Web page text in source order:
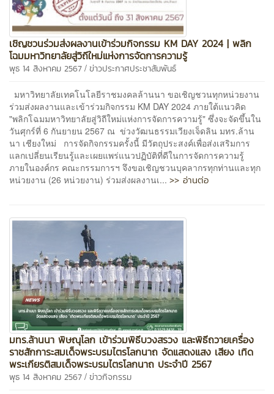
เชิญชวนร่วมส่งผลงานเข้าร่วมกิจกรรม KM DAY 2024 | พลิก
โฉมมหาวิทยาลัยสู่วิถีใหม่แห่งการจัดการความรู้
พุธ 14 สิงหาคม 2567 / ข่าวประกาศประชาสัมพันธ์
มหาวิทยาลัยเทคโนโลยีราชมงคลล้านนา ขอเชิญชวนทุกหน่วยงาน
ร่วมส่งผลงานและเข้าร่วมกิจกรรม KM DAY 2024 ภายใต้แนวคิด
"พลิกโฉมมหาวิทยาลัยสู่วิถีใหม่แห่งการจัดการความรู้" ซึ่งจะจัดขึ้นใน
วันศุกร์ที่ 6 กันยายน 2567 ณ ข่วงวัฒนธรรมเวียงเจ็ดลิน มทร.ล้าน
นา เชียงใหม่ การจัดกิจกรรมครั้งนี้ มีวัตถุประสงค์เพื่อส่งเสริมการ
แลกเปลี่ยนเรียนรู้และเผยแพร่แนวปฏิบัติที่ดีในการจัดการความรู้
ภายในองค์กร คณะกรรมการฯ จึงขอเชิญชวนบุคลากรทุกท่านและทุก
หน่วยงาน (26 หน่วยงาน) ร่วมส่งผลงานเ... >> อ่านต่อ
มทร.ล้านนา พิษณุโลก เข้าร่วมพิธีบวงสรวง และพิธีถวายเครื่อง
ราชสักการะสมเด็จพระบรมไตรโลกนาถ จัดแสดงแสง เสียง เทิด
พระเกียรติสมเด็จพระบรมไตรโลกนาถ ประจำปี 2567
พุธ 14 สิงหาคม 2567 / ข่าวกิจกรรม